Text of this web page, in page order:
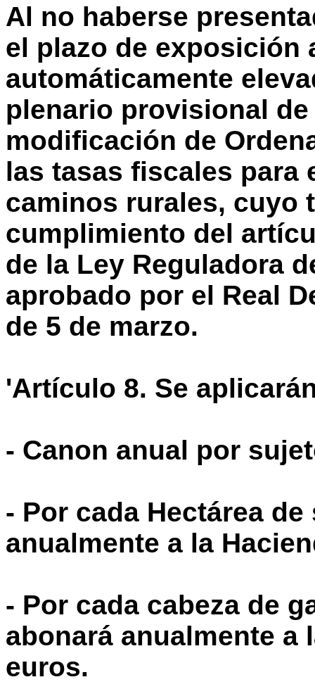
Al no haberse
el plazo de exposición
automáticamente
plenario provisional
modificación de
las tasas fiscales para
caminos rurales, cuyo
cumplimiento del
de la Ley Reguladora
aprobado por el Real
de 5 de marzo.
'Artículo 8. Se
- Canon anual por
- Por cada Hectárea
anualmente a la
- Por cada cabeza de
abonará anualmente a
euros.